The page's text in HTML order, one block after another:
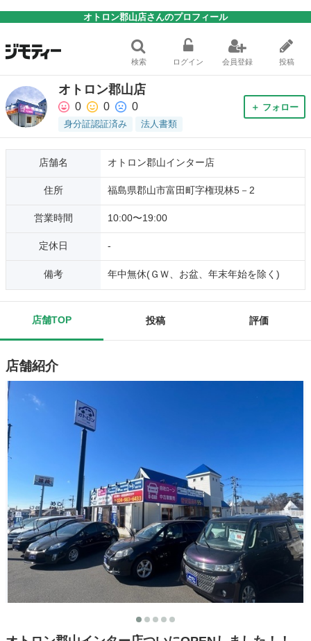
オトロン郡山店さんのプロフィール
検索 ログイン 会員登録 投稿
オトロン郡山店
0 0 0
身分証認証済み 法人書類
＋ フォロー
店舗名 オトロン郡山インター店
住所 福島県郡山市富田町字権現林5－2
営業時間 10:00〜19:00
定休日 -
備考 年中無休(ＧＷ、お盆、年末年始を除く)
店舗TOP 投稿 評価
店舗紹介